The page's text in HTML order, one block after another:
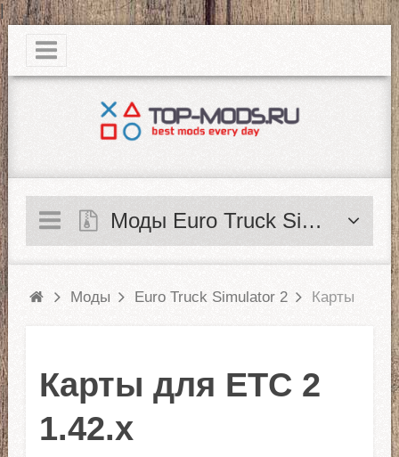
|
Моды Euro Truck Simulator 2
Моды Euro Truck Simulator 2 Карты
Карты для ЕТС 2
1.42.x